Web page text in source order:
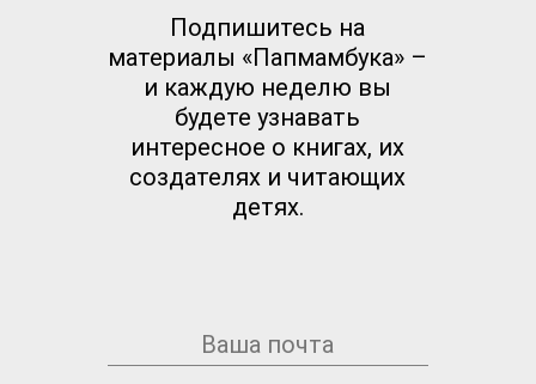
Подпишитесь на
материалы «Папмамбука» –
и каждую неделю вы
будете узнавать
интересное о книгах, их
создателях и читающих
детях.